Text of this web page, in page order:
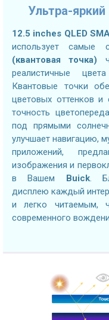
Ультра-яркий
12.5 inches QLED
использует самые
(квантовая точка)
реалистичные
Квантовые точки
цветовых оттенков и
точность
под прямыми
улучшает навигацию,
приложений,
изображения и
в Вашем
Buick.
дисплею каждый
и легко читаемым,
современного